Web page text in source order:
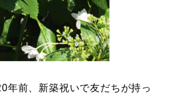
年前、新築祝いで友だちが持っ